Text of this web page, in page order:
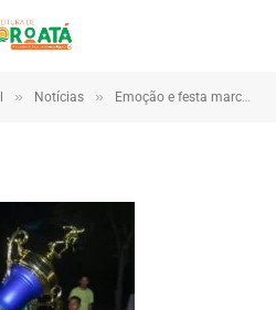
» Notícias » Emoção e festa marcam as finais da Copa Marajá 2025 em Coroatá